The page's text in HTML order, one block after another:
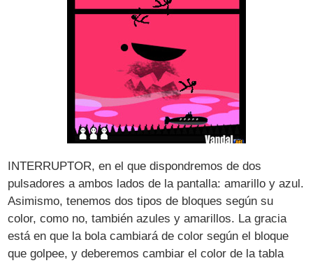
INTERRUPTOR, en el que dispondremos de dos
pulsadores a ambos lados de la pantalla: amarillo y azul.
Asimismo, tenemos dos tipos de bloques según su
color, como no, también azules y amarillos. La gracia
está en que la bola cambiará de color según el bloque
que golpee, y deberemos cambiar el color de la tabla